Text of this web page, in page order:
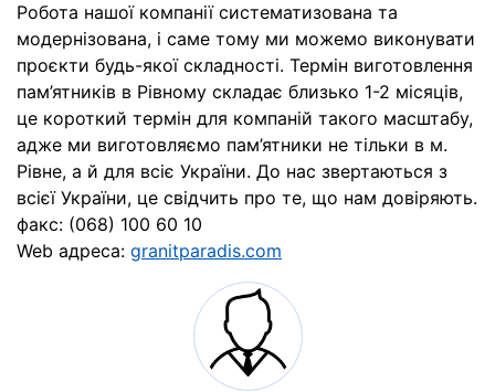
Робота нашої компанії систематизована та
модернізована, і саме тому ми можемо виконувати
проєкти будь-якої складності. Термін виготовлення
пам’ятників в Рівному складає близько 1-2 місяців,
це короткий термін для компаній такого масштабу,
адже ми виготовляємо пам’ятники не тільки в м.
Рівне, а й для всіє України. До нас звертаються з
всієї України, це свідчить про те, що нам довіряють.
факс: (068) 100 60 10
Web адреса: granitparadis.com